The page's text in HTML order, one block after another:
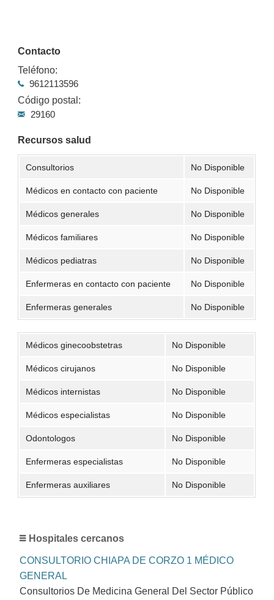
Contacto
Teléfono:
9612113596
Código postal:
29160
Recursos salud
Consultorios No Disponible
Médicos en contacto con paciente No Disponible
Médicos generales No Disponible
Médicos familiares No Disponible
Médicos pediatras No Disponible
Enfermeras en contacto con paciente No Disponible
Enfermeras generales No Disponible
Médicos ginecoobstetras No Disponible
Médicos cirujanos No Disponible
Médicos internistas No Disponible
Médicos especialistas No Disponible
Odontologos No Disponible
Enfermeras especialistas No Disponible
Enfermeras auxiliares No Disponible
Hospitales cercanos
CONSULTORIO CHIAPA DE CORZO 1 MÉDICO
GENERAL
Consultorios De Medicina General Del Sector Público